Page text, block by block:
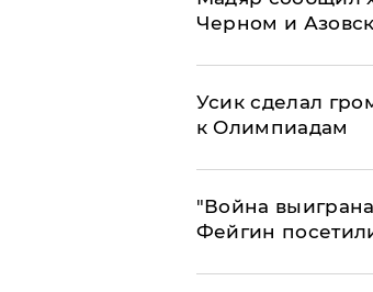
Черном и
Усик сделал
к Олимпиадам
"Война
Фейгин